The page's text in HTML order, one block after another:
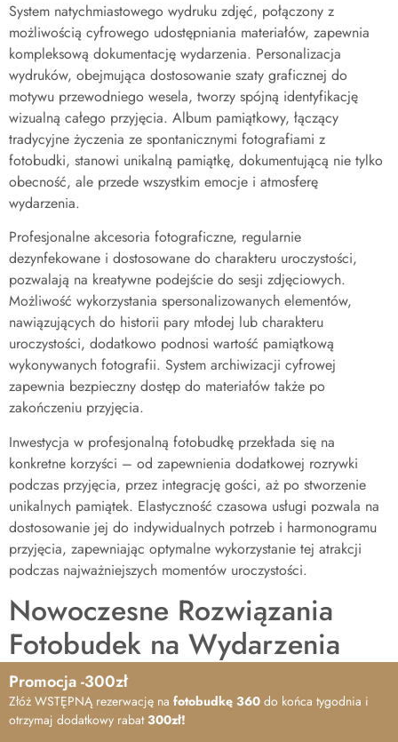
System natychmiastowego wydruku zdjęć, połączony z
możliwością cyfrowego udostępniania materiałów, zapewnia
kompleksową dokumentację wydarzenia. Personalizacja
wydruków, obejmująca dostosowanie szaty graficznej do
motywu przewodniego wesela, tworzy spójną identyfikację
wizualną całego przyjęcia. Album pamiątkowy, łączący
tradycyjne życzenia ze spontanicznymi fotografiami z
fotobudki, stanowi unikalną pamiątkę, dokumentującą nie tylko
obecność, ale przede wszystkim emocje i atmosferę
wydarzenia.
Profesjonalne akcesoria fotograficzne, regularnie
dezynfekowane i dostosowane do charakteru uroczystości,
pozwalają na kreatywne podejście do sesji zdjęciowych.
Możliwość wykorzystania spersonalizowanych elementów,
nawiązujących do historii pary młodej lub charakteru
uroczystości, dodatkowo podnosi wartość pamiątkową
wykonywanych fotografii. System archiwizacji cyfrowej
zapewnia bezpieczny dostęp do materiałów także po
zakończeniu przyjęcia.
Inwestycja w profesjonalną fotobudkę przekłada się na
konkretne korzyści – od zapewnienia dodatkowej rozrywki
podczas przyjęcia, przez integrację gości, aż po stworzenie
unikalnych pamiątek. Elastyczność czasowa usługi pozwala na
dostosowanie jej do indywidualnych potrzeb i harmonogramu
przyjęcia, zapewniając optymalne wykorzystanie tej atrakcji
podczas najważniejszych momentów uroczystości.
Nowoczesne Rozwiązania
Fotobudek na Wydarzenia
Specjalne
Fotobudkastanowi obecnie zaawansowane narzędzie do
Promocja -300zł
Złóż WSTĘPNĄ rezerwację na fotobudkę 360 do końca tygodnia i
otrzymaj dodatkowy rabat300zł!